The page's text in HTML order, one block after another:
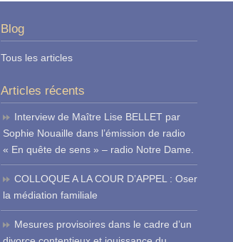
Blog
Tous les articles
Articles récents
Interview de Maître Lise BELLET par
Sophie Nouaille dans l’émission de radio
« En quête de sens » – radio Notre Dame.
COLLOQUE A LA COUR D’APPEL : Oser
la médiation familiale
Mesures provisoires dans le cadre d’un